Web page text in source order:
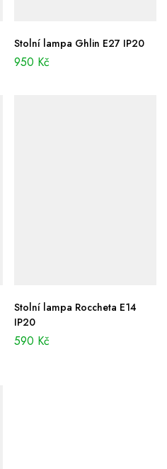
Stolní lampa Ghlin E27 IP20
950 Kč
Stolní lampa Roccheta E14
IP20
590 Kč